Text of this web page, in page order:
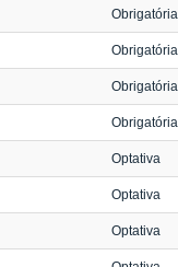
Obrigatória
Obrigatória
Obrigatória
Obrigatória
Optativa
Optativa
Optativa